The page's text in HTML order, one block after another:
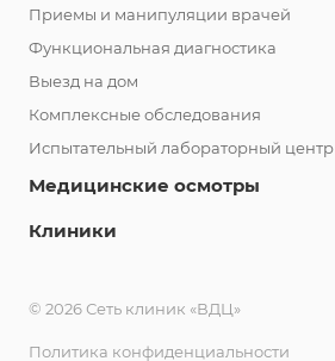
Приемы и манипуляции врачей
Функциональная диагностика
Выезд на дом
Комплексные обследования
Испытательный лабораторный центр
Медицинские осмотры
Клиники
© 2026 Сеть клиник «ВДЦ»
Политика конфиденциальности